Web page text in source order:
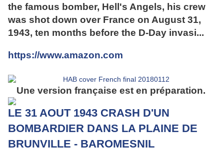
the famous bomber, Hell's Angels, his crew
was shot down over France on August 31,
1943, ten months before the D-Day invasi...
https://www.amazon.com
Une version française est en préparation.
LE 31 AOUT 1943 CRASH D'UN
BOMBARDIER DANS LA PLAINE DE
BRUNVILLE - BAROMESNIL